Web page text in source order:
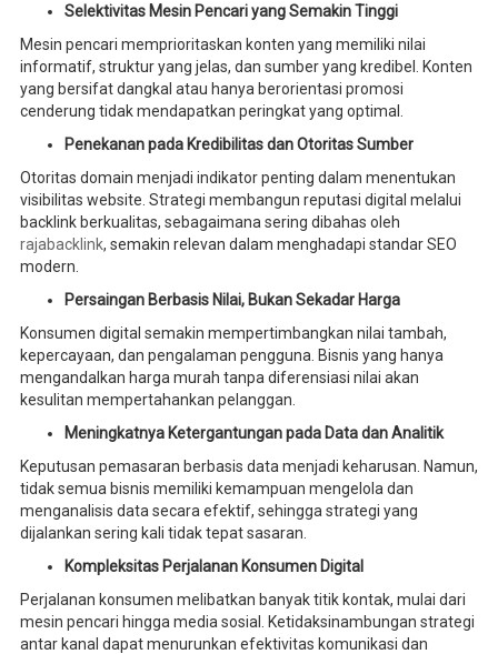
Selektivitas Mesin Pencari yang Semakin Tinggi
Mesin pencari memprioritaskan konten yang memiliki nilai
informatif, struktur yang jelas, dan sumber yang kredibel. Konten
yang bersifat dangkal atau hanya berorientasi promosi
cenderung tidak mendapatkan peringkat yang optimal.
Penekanan pada Kredibilitas dan Otoritas Sumber
Otoritas domain menjadi indikator penting dalam menentukan
visibilitas website. Strategi membangun reputasi digital melalui
backlink berkualitas, sebagaimana sering dibahas oleh
rajabacklink, semakin relevan dalam menghadapi standar SEO
modern.
Persaingan Berbasis Nilai, Bukan Sekadar Harga
Konsumen digital semakin mempertimbangkan nilai tambah,
kepercayaan, dan pengalaman pengguna. Bisnis yang hanya
mengandalkan harga murah tanpa diferensiasi nilai akan
kesulitan mempertahankan pelanggan.
Meningkatnya Ketergantungan pada Data dan Analitik
Keputusan pemasaran berbasis data menjadi keharusan. Namun,
tidak semua bisnis memiliki kemampuan mengelola dan
menganalisis data secara efektif, sehingga strategi yang
dijalankan sering kali tidak tepat sasaran.
Kompleksitas Perjalanan Konsumen Digital
Perjalanan konsumen melibatkan banyak titik kontak, mulai dari
mesin pencari hingga media sosial. Ketidaksinambungan strategi
antar kanal dapat menurunkan efektivitas komunikasi dan